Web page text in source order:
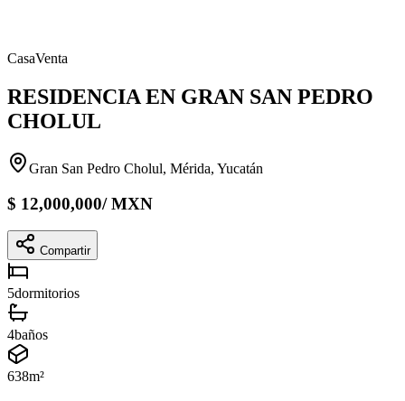
CasaVenta
RESIDENCIA EN GRAN SAN PEDRO
CHOLUL
Gran San Pedro Cholul, Mérida, Yucatán
$ 12,000,000/MXN
Compartir
5dormitorios
4baños
638m²